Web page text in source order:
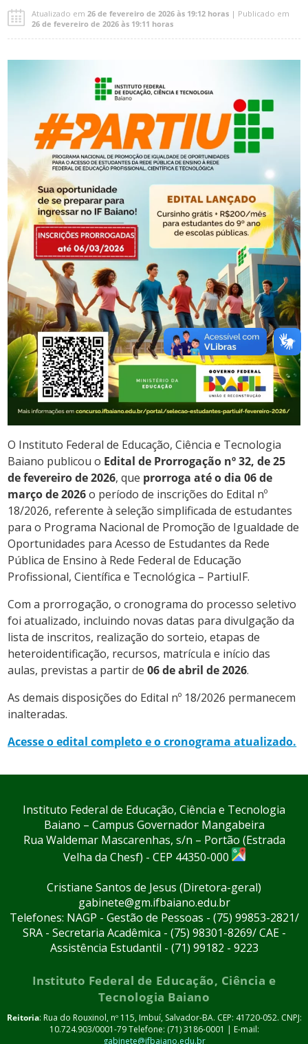
Atualizado em26 de fevereiro de 2026 às 19:12 horas | Publicado em
26 de fevereiro de 2026 às 19:11 horas
O Instituto Federal de Educação, Ciência e Tecnologia
Baiano publicou o Edital de Prorrogação nº 32, de 25
de fevereiro de 2026, que prorroga até o dia 06 de
março de 2026o período de inscrições do Edital nº
18/2026, referente à seleção simplificada de estudantes
para o Programa Nacional de Promoção de Igualdade de
Oportunidades para Acesso de Estudantes da Rede
Pública de Ensino à Rede Federal de Educação
Profissional, Científica e Tecnológica – PartiuIF.
Com a prorrogação, o cronograma do processo seletivo
foi atualizado, incluindo novas datas para divulgação da
lista de inscritos, realização do sorteio, etapas de
heteroidentificação, recursos, matrícula e início das
aulas, previstas a partir de06 de abril de 2026.
As demais disposições do Edital nº 18/2026 permanecem
inalteradas.
Acesse o edital completo e o cronograma atualizado.
Instituto Federal de Educação, Ciência e Tecnologia
Baiano – Campus Governador Mangabeira
Rua Waldemar Mascarenhas, s/n – Portão (Estrada
Velha da Chesf) - CEP 44350-000
Cristiane Santos de Jesus (Diretora-geral)
gabinete@gm.ifbaiano.edu.br
Telefones: NAGP - Gestão de Pessoas - (75) 99853-2821/
SRA - Secretaria Acadêmica - (75) 98301-8269/ CAE -
Assistência Estudantil - (71) 99182 - 9223
Instituto Federal de Educação, Ciência e
Tecnologia Baiano
Reitoria: Rua do Rouxinol, nº 115, Imbuí, Salvador-BA. CEP: 41720-052. CNPJ:
10.724.903/0001-79 Telefone: (71) 3186-0001 | E-mail:
gabinete@ifbaiano.edu.br